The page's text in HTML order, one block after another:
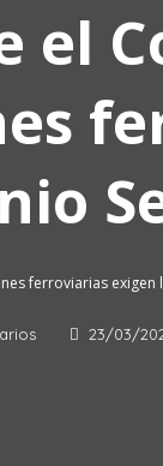
el
ferroviarias exigen
23/03/